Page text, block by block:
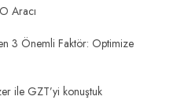
Aracı
3 Önemli Faktör: Optimize
ile GZT’yi konuştuk